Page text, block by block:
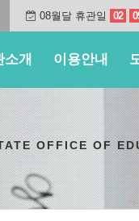
08월달 휴관일 02
소개 이용안내
OFFICE OF